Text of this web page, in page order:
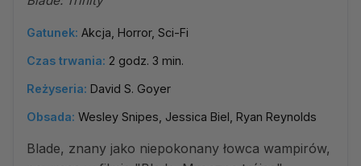
Gatunek: Akcja, Horror, Sci-Fi
Czas trwania: 2 godz. 3 min.
Reżyseria: David S. Goyer
Obsada: Wesley Snipes, Jessica Biel, Ryan Reynolds
Blade, znany jako niepokonany łowca wampirów,